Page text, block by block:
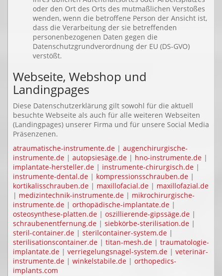
oder den Ort des Orts des mutmaßlichen Verstoßes
wenden, wenn die betroffene Person der Ansicht ist,
dass die Verarbeitung der sie betreffenden
personenbezogenen Daten gegen die
Datenschutzgrundverordnung der EU (DS-GVO)
verstößt.
Webseite, Webshop und
Landingpages
Diese Datenschutzerklärung gilt sowohl für die aktuell
besuchte Webseite als auch für alle weiteren Webseiten
(Landingpages) unserer Firma und für unsere Social Media
Präsenzenen.
atraumatische-instrumente.de | augenchirurgische-
instrumente.de | autopsiesäge.de | hno-instrumente.de |
implantate-hersteller.de | instrumente-chirurgisch.de |
instrumente-dental.de | kompressionsschrauben.de |
kortikalisschrauben.de | maxillofacial.de | maxillofazial.de
| medizintechnik-instrumente.de | mikrochirurgische-
instrumente.de | orthopädische-implantate.de |
osteosynthese-platten.de | oszillierende-gipssäge.de |
schraubenentfernung.de | siebkörbe-sterilisation.de |
steril-container.de | sterilcontainer-system.de |
sterilisationscontainer.de | titan-mesh.de | traumatologie-
implantate.de | verriegelungsnagel-system.de | veterinär-
instrumente.de | winkelstabile.de | orthopedics-
implants.com